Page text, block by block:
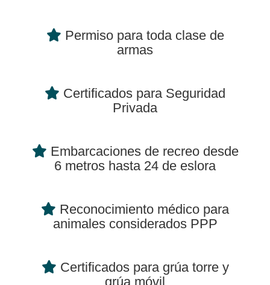
Permiso para toda clase de
armas
Certificados para Seguridad
Privada
Embarcaciones de recreo desde
6 metros hasta 24 de eslora
Reconocimiento médico para
animales considerados PPP
Certificados para grúa torre y
grúa móvil